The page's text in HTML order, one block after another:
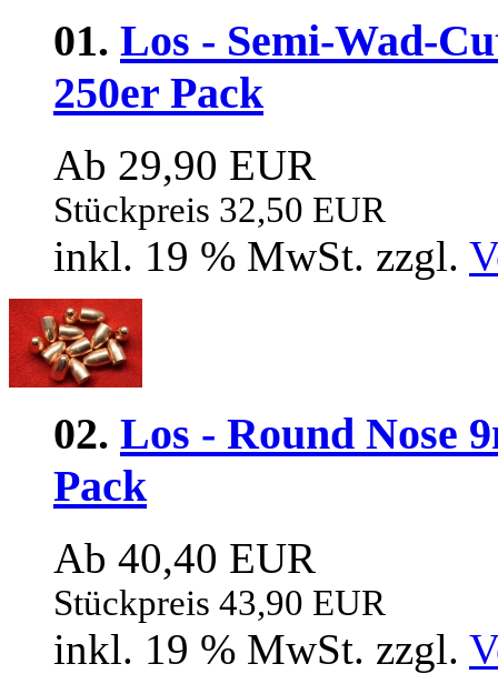
01. Los - Semi-Wad-
250er Pack
Ab 29,90 EUR
Stückpreis 32,50 EUR
inkl. 19 % MwSt. zzgl.
02. Los - Round Nose
Pack
Ab 40,40 EUR
Stückpreis 43,90 EUR
inkl. 19 % MwSt. zzgl.